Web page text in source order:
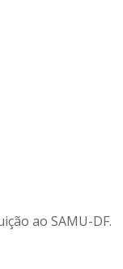
ao SAMU-DF.